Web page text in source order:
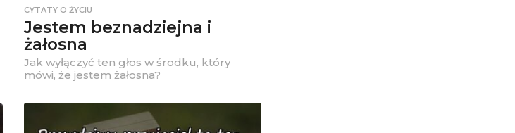
CYTATY O ŻYCIU
Jestem beznadziejna i
żałosna
Jak wyłączyć ten głos w środku, który
mówi, że jestem żałosna?